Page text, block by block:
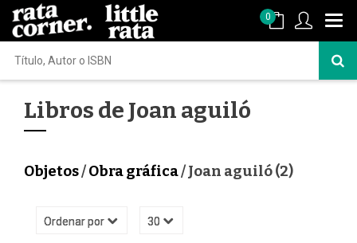
0
Libros de Joan aguiló
Objetos/Obra gráfica/ Joan aguiló (2)